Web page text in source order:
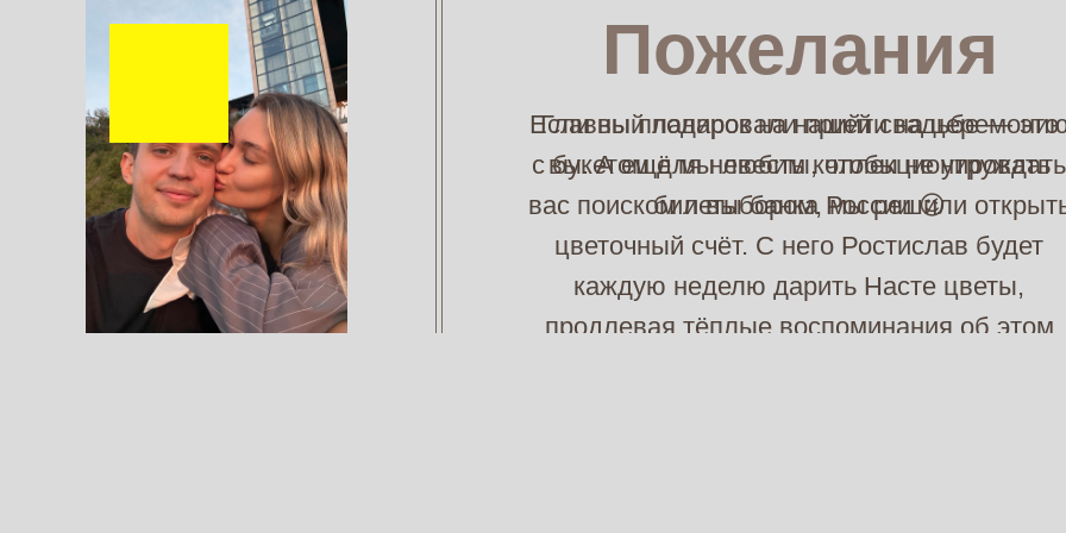
Пожелания
Главный подарок на нашей свадьбе — это
вы. А ещё мы любим коллекционировать
билеты банка России 😉
Если вы планировали прийти на
с букетом для невесты, чтобы не утруждать
вас поиском и выбором, мы решили
цветочный счёт. С него Ростислав будет
каждую неделю дарить Насте цветы,
продлевая тёплые воспоминания об этом